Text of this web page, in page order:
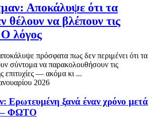
Αποκάλυψε ότι τα
θέλουν να βλέπουν τις
Ο λόγος
πρόσφατα πως δεν περιμένει ότι τα
σύντομα να παρακολουθήσουν τις
επιτυχίες — ακόμα κι ...
2026
Ερωτευμένη ξανά έναν χρόνο μετά
– ΦΩΤΟ